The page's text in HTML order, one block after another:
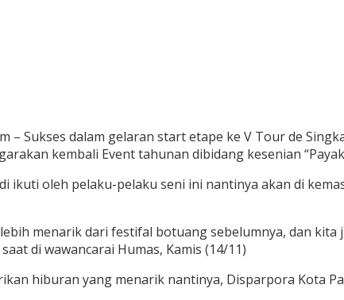
– Sukses dalam gelaran start etape ke V Tour de
kembali Event tahunan dibidang kesenian
ikuti oleh pelaku-pelaku seni ini nantinya akan di
menarik dari festifal botuang sebelumnya, dan
di wawancarai Humas, Kamis (14/11)
hiburan yang menarik nantinya, Disparpora Kota